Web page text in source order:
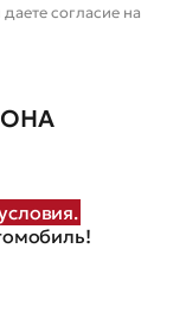
согласие на